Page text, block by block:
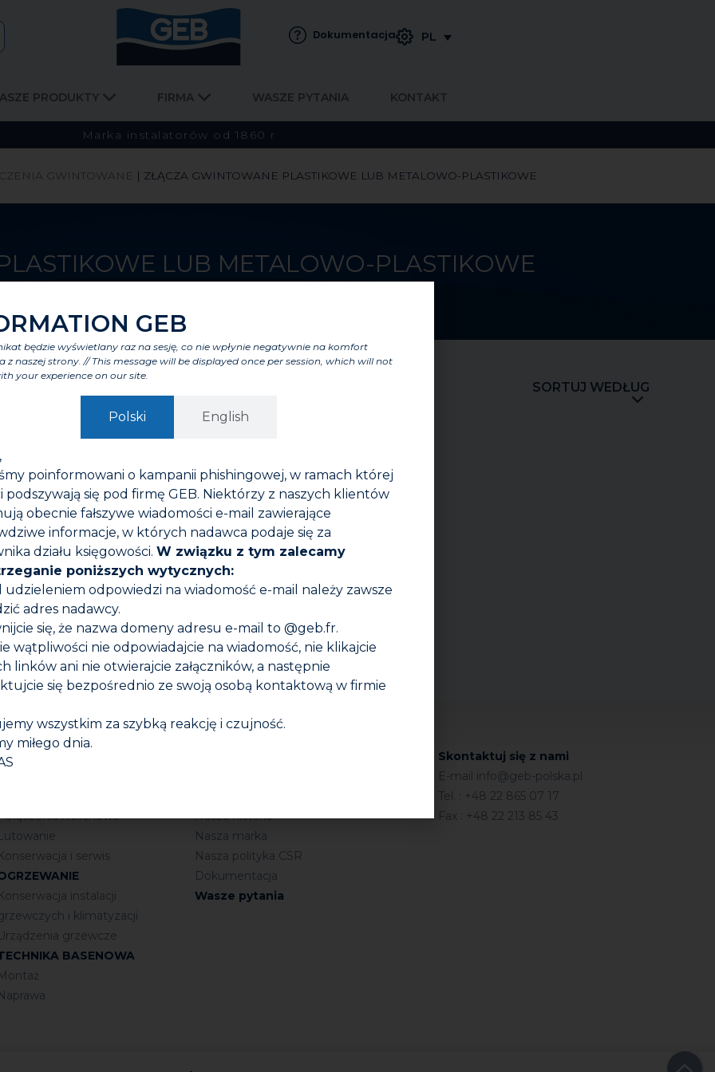
Dokumentacja PL
PRODUKTY FIRMA WASZE PYTANIA KONTAKT
Marka instalatorów od 1860 r
GWINTOWANE | ZŁĄCZA GWINTOWANE PLASTIKOWE LUB METALOWO-PLASTIKOWE
LUB METALOWO-PLASTIKOWE
SORTUJ WEDŁUG
GW NIĆ
POOL* FILETPLAST
INSTALACJE SANITARNE
kielichowe
i serwis
instalacji
i klimatyzacji
grzewcze
BASENOWA
Nasza historia
Nasza marka
Nasza polityka CSR
Dokumentacja
Wasze pytania
Skontaktuj się z nami
E-mail info@geb-polska.pl
Tel. : +48 22 865 07 17
Fax : +48 22 213 85 43
GEB
będzie wyświetlany raz na sesję, co nie wpłynie negatywnie na komfort
z naszej strony. // This message will be displayed once per session, which will not
your experience on our site.
Polski English
poinformowani o kampanii phishingowej, w ramach której
podszywają się pod firmę GEB. Niektórzy z naszych klientów
obecnie fałszywe wiadomości e-mail zawierające
informacje, w których nadawca podaje się za
działu księgowości. W związku z tym zalecamy
poniższych wytycznych:
udzieleniem odpowiedzi na wiadomość e-mail należy zawsze
adres nadawcy.
się, że nazwa domeny adresu e-mail to @geb.fr.
wątpliwości nie odpowiadajcie na wiadomość, nie klikajcie
linków ani nie otwierajcie załączników, a następnie
się bezpośrednio ze swoją osobą kontaktową w firmie
wszystkim za szybką reakcję i czujność.
miłego dnia.